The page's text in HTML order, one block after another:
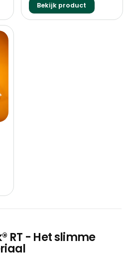
Bekijk product
RT - Het slimme